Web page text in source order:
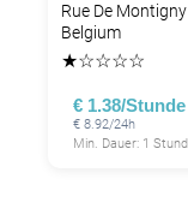
Rue De
Belgium
★☆☆☆☆
€ 1.38/Stunde
€ 8.92/24h
Min. Dauer: 1